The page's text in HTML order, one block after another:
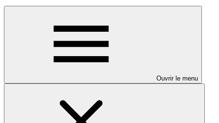
Ouvrir le menu